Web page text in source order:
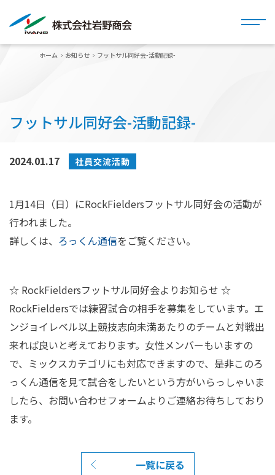
ホーム お知らせ フットサル同好会-活動記録-
フットサル同好会-活動記録-
2024.01.17 社員交流活動
1月14日（日）にRockFieldersフットサル同好会の活動が
行われました。
詳しくは、 ろっくん通信をご覧ください。
☆ RockFieldersフットサル同好会よりお知らせ ☆
RockFieldersでは練習試合の相手を募集をしています。エ
ンジョイレベル以上競技志向未満あたりのチームと対戦出
来れば良いと考えております。女性メンバーもいますの
で、ミックスカテゴリにも対応できますので、是非このろ
っくん通信を見て試合をしたいという方がいらっしゃいま
したら、お問い合わせフォームよりご連絡お待ちしており
ます。
一覧に戻る